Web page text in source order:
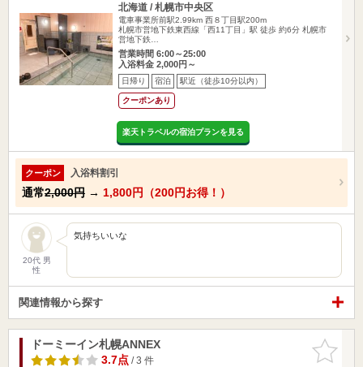
北海道 / 札幌市中央区
電車事業所前駅2.99km 西８丁目駅200m
札幌市営地下鉄東西線「西11丁目」駅 徒歩 約6分 札幌市
営地下鉄…
営業時間 6:00～25:00
入浴料金 2,000円～
日帰り 宿泊 駅近（徒歩10分以内）
クーポンあり
楽天トラベルの宿泊プランを見る
クーポン 入浴料割引
通常2,000円 → 1,800円（200円お得！）
20代 男
性
気持ちいいな
関連情報から探す
お気に入
りに追加
ドーミーイン札幌ANNEX
3.7点/ 3 件